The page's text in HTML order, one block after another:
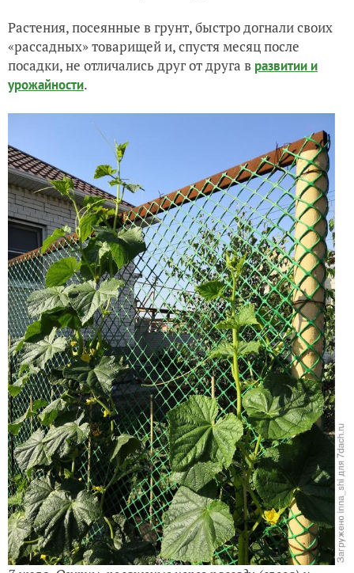
Растения, посеянные в грунт, быстро догнали своих
«рассадных» товарищей и, спустя месяц после
посадки, не отличались друг от друга в развитии и
урожайности.